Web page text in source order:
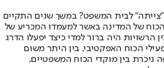
לבית המשפט? במשך שנים התקיים
של המדינה באשר למעמדו המכריע של
היה ברור למדי כיצד יפעלו הדרג
הכוח האפקטיבי, בין היתר משום
בין מוקדי הכוח המשפטיים,